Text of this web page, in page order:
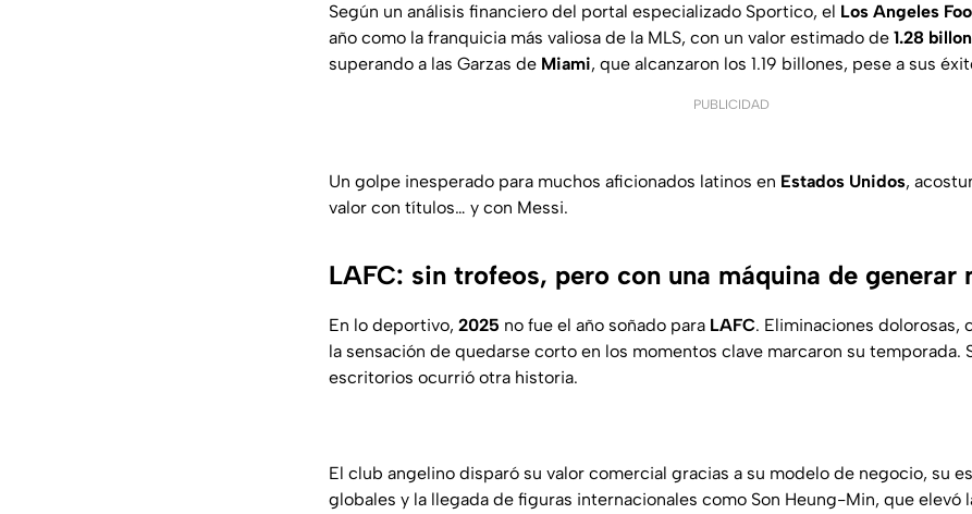
Según un análisis financiero del portal especializado Sportico, el Los Angeles
año como la franquicia más valiosa de la MLS, con un valor estimado de 1.28
superando a las Garzas de Miami, que alcanzaron los 1.19 billones, pese a sus
PUBLICIDAD
Un golpe inesperado para muchos aficionados latinos en Estados Unidos,
valor con títulos… y con Messi.
LAFC: sin trofeos, pero con una máquina de generar
En lo deportivo, 2025 no fue el año soñado para LAFC. Eliminaciones dolorosas,
la sensación de quedarse corto en los momentos clave marcaron su temporada.
escritorios ocurrió otra historia.
El club angelino disparó su valor comercial gracias a su modelo de negocio, su
globales y la llegada de figuras internacionales como Son Heung-Min, que elevó